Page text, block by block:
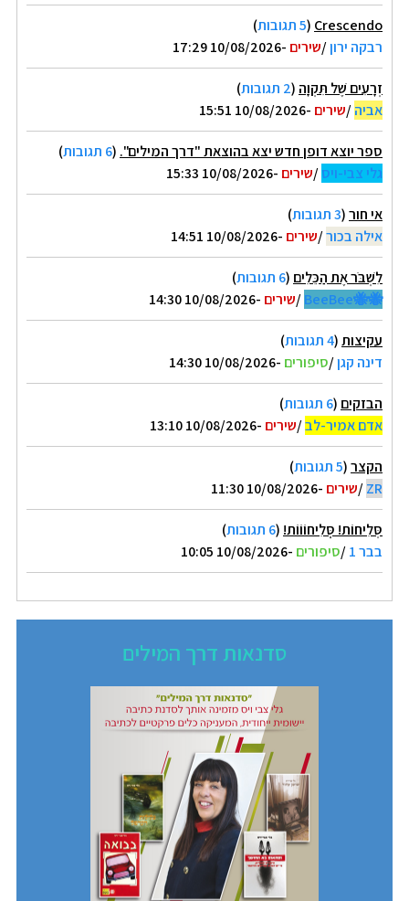
Crescendo
(5 תגובות
)
רבקה ירון/שירים -10/08/2026 17:29
זְרָעִים שֶׁל תִּקְוָה (2 תגובות
)
אביה/שירים -10/08/2026 15:51
ספר יוצא דופן חדש יצא בהוצאת "דרך המילים". (6 תגובות
)
גלי צבי-ויס/שירים -10/08/2026 15:33
אי חור(3 תגובות
)
אילה בכור/שירים -10/08/2026 14:51
לִשְׁבֹּר אֶת הַכֵּלִים (6 תגובות
)
🐝🐝BeeBee
/שירים -10/08/2026 14:30
עקיצות(4 תגובות
)
דינה קגן/סיפורים -10/08/2026 14:30
הבזקים (6 תגובות
)
אדם אמיר-לב/שירים -10/08/2026 13:10
הקצר(5 תגובות
)
ZR
/שירים -10/08/2026 11:30
סְּלִיחוֹת! סְְּלִיחוֹוֹוֹת! (6 תגובות
)
בבר 1
/סיפורים -10/08/2026 10:05
סדנאות דרך המילים